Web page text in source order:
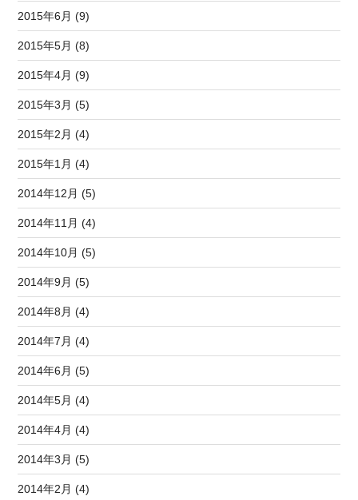
2015年6月 (9)
2015年5月 (8)
2015年4月 (9)
2015年3月 (5)
2015年2月 (4)
2015年1月 (4)
2014年12月 (5)
2014年11月 (4)
2014年10月 (5)
2014年9月 (5)
2014年8月 (4)
2014年7月 (4)
2014年6月 (5)
2014年5月 (4)
2014年4月 (4)
2014年3月 (5)
2014年2月 (4)